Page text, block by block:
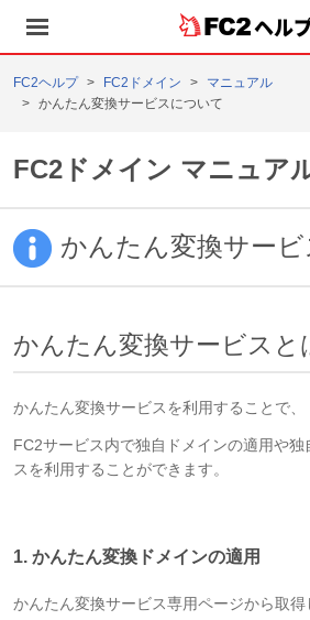
ヘル
FC2ヘルプ FC2ドメイン
マニュアル
かんたん変換サービスについて
FC2ドメイン マニュア
かんたん変換サー
かんたん変換サービスと
かんたん変換サービスを利用することで、
FC2サービス内で独自ドメインの適用や独
スを利用することができます。
1. かんたん変換ドメインの適用
かんたん変換サービス専用ページから取得